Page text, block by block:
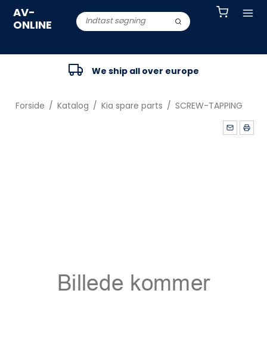
AV-
ONLINE
We ship all over europe
Forside / Katalog / Kia spare parts / SCREW-TAPPING